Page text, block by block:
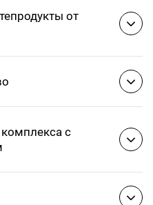
от
с